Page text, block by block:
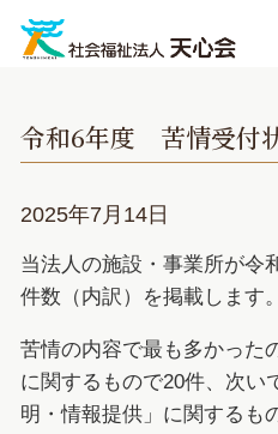
content
令和6年度 苦情受付
2025年7月14日
当法人の施設・事業所が令
件数（内訳）を掲載します。
苦情の内容で最も多かった
に関するもので20件、次い
明・情報提供」に関するも